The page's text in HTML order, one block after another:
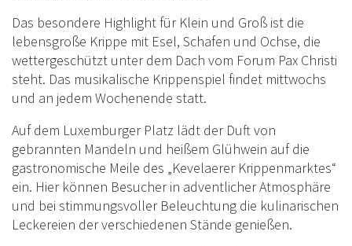
Das besondere Highlight für Klein und Groß ist die
lebensgroße Krippe mit Esel, Schafen und Ochse, die
wettergeschützt unter dem Dach vom Forum Pax Christi
steht. Das musikalische Krippenspiel findet mittwochs
und an jedem Wochenende statt.
Auf dem Luxemburger Platz lädt der Duft von
gebrannten Mandeln und heißem Glühwein auf die
gastronomische Meile des „Kevelaerer Krippenmarktes“
ein. Hier können Besucher in adventlicher Atmosphäre
und bei stimmungsvoller Beleuchtung die kulinarischen
Leckereien der verschiedenen Stände genießen.